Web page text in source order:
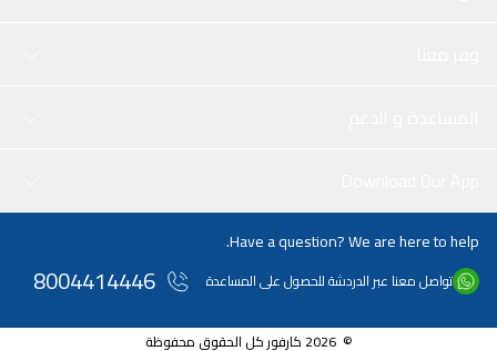
Have a question? We are here to help.
تواصل معنا عبر الدردشة للحصول على المساعدة 8004414446
© 2026 كارفور كل الحقوق محفوظة